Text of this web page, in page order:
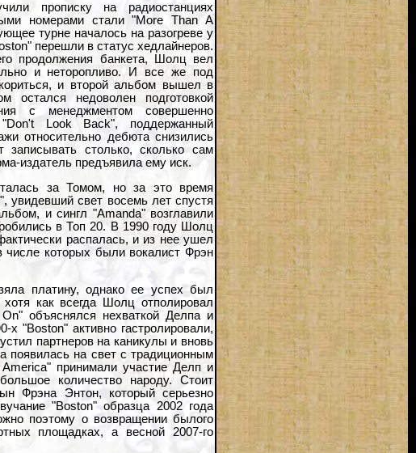
прописку на радиостанциях
номерами стали "More Than A
турне началось на разогреве у
перешли в статус хедлайнеров.
продолжения банкета, Шолц вел
и неторопливо. И все же под
и второй альбом вышел в
остался недоволен подготовкой
с менеджментом совершенно
Look Back", поддержанный
относительно дебюта снизились
столько, сколько сам
издатель предъявила ему иск.
за Томом, но за это время
увидевший свет восемь лет спустя
и сингл "Amanda" возглавили
в Топ 20. В 1990 году Шолц
распалась, и из нее ушел
которых были вокалист Фрэн
платину, однако ее успех был
как всегда Шолц отполировал
объяснялся нехваткой Делпа и
х "Boston" активно гастролировали,
партнеров на каникулы и вновь
появилась на свет с традиционным
принимали участие Делп и
количество народу. Стоит
Фрэна Энтон, который серьезно
"Boston" образца 2002 года
поэтому о возвращении былого
площадках, а весной 2007-го